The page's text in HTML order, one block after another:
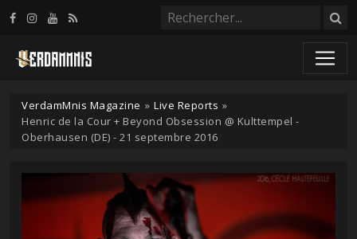
VerdamMnis Magazine » Live Reports »
Henric de la Cour + Beyond Obsession @ Kulttempel -
Oberhausen (DE) - 21 septembre 2016
Panneau de gestion des cookies